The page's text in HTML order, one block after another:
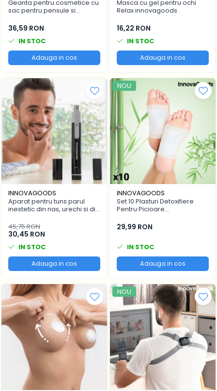
Accesorii Piese Masini Spalat
Rufe si Uscatoare
Accesorii Electrocasnice Mici
Filtre Purificatoare Aer
Geanta pentru cosmetice cu
sac pentru pensule si
InnovaGoods, poliester,
albastra
36,59 RON
IN STOC
Adauga in cos
Masca cu gel pentru ochi
Relax innovagoods
16,22 RON
IN STOC
Adauga in cos
INNOVAGOODS
Aparat pentru tuns parul
inestetic din nas, urechi si din
Innovagoods, trimmer facial
45,75 RON
30,45 RON
IN STOC
Adauga in cos
NOU
INNOVAGOODS
Set 10 Plasturi Detoxifiere
Pentru Picioare
talpi
29,99 RON
IN STOC
Adauga in cos
NOU